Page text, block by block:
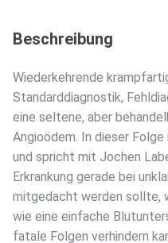
Beschreibung
Wiederkehrende
Standarddiagnostik,
eine seltene, aber
Angioödem. In dieser Folge
und spricht mit Jochen
Erkrankung gerade bei
mitgedacht werden sollte,
wie eine einfache
fatale Folgen verhindern